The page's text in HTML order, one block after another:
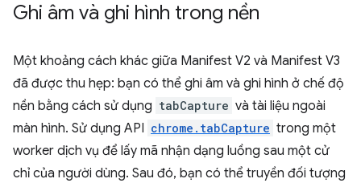
Ghi âm và ghi hình trong nền
Một khoảng cách khác giữa Manifest V2 và Manifest V3
đã được thu hẹp: bạn có thể ghi âm và ghi hình ở chế độ
nền bằng cách sử dụng tabCapture và tài liệu ngoài
màn hình. Sử dụng API chrome.tabCapture trong một
worker dịch vụ để lấy mã nhận dạng luồng sau một cử
chỉ của người dùng. Sau đó, bạn có thể truyền đối tượng